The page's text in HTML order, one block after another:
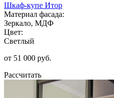
Шкаф-купе Итор
Материал фасада:
Зеркало, МДФ
Цвет:
Светлый
от 51 000 руб.
Рассчитать